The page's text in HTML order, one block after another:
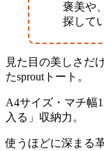
褒美や
探して
見た目の美しさだ
たsproutトート。
A4サイズ・マチ幅
入る」収納力。
使うほどに深まる